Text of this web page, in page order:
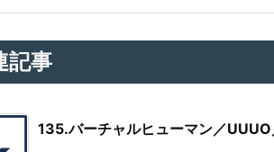
記事
135.バーチャルヒューマン／